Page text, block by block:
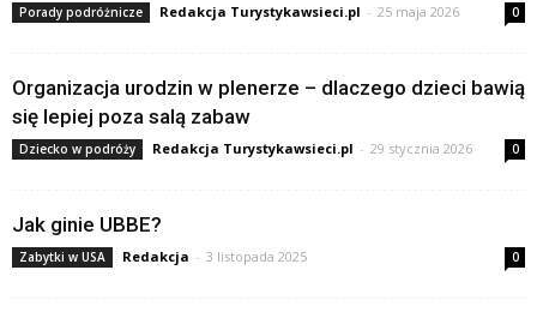
Porady podróżnicze Redakcja Turystykawsieci.pl - 25 maja 2026 0
Organizacja urodzin w plenerze – dlaczego dzieci bawią
się lepiej poza salą zabaw
Dziecko w podróży Redakcja Turystykawsieci.pl - 29 stycznia 2026 0
Jak ginie UBBE?
Zabytki w USA Redakcja - 3 listopada 2025 0